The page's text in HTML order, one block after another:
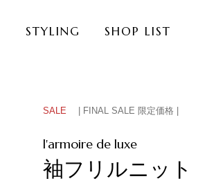
STYLING SHOP LIST
SALE | FINAL SALE 限定価格 |
袖フリルニット
l'armoire de luxe